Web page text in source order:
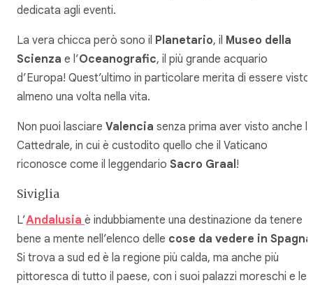
dedicata agli eventi.
La vera chicca però sono il Planetario, il Museo della
Scienza e l’Oceanografic, il più grande acquario
d’Europa! Quest’ultimo in particolare merita di essere visto
almeno una volta nella vita.
Non puoi lasciare Valencia senza prima aver visto anche la
Cattedrale, in cui è custodito quello che il Vaticano
riconosce come il leggendario Sacro Graal!
Siviglia
L’Andalusia è indubbiamente una destinazione da tenere
bene a mente nell’elenco delle cose da vedere in Spagna
Si trova a sud ed è la regione più calda, ma anche più
pittoresca di tutto il paese, con i suoi palazzi moreschi e le